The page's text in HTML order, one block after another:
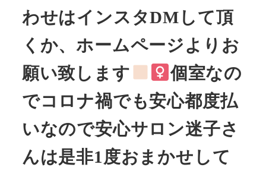
わせはインスタDMして頂
くか、ホームページよりお
願い致します
︎︎︎︎︎個室なの
でコロナ禍でも安心︎︎︎︎︎都度払
いなので安心サロン迷子さ
んは是非1度おまかせして